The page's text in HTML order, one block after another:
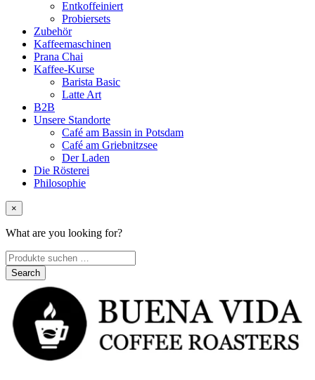
Entkoffeiniert
Probiersets
Zubehör
Kaffeemaschinen
Prana Chai
Kaffee-Kurse
Barista Basic
Latte Art
B2B
Unsere Standorte
Café am Bassin in Potsdam
Café am Griebnitzsee
Der Laden
Die Rösterei
Philosophie
×
What are you looking for?